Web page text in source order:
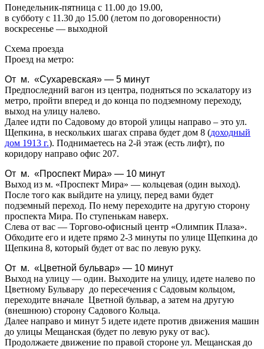
Понедельник-пятница с 11.00 до 19.00,
в субботу с 11.30 до 15.00 (летом по договоренности)
воскресенье — выходной
Схема проезда
Проезд на метро:
От м. «Сухаревская» — 5 минут
Предпоследний вагон из центра, подняться по эскалатору из
метро, пройти вперед и до конца по подземному переходу,
выход на улицу налево.
Далее идти по Садовому до второй улицы направо – это ул.
Щепкина, в нескольких шагах справа будет дом 8 (доходный
дом 1913 г.). Поднимаетесь на 2-й этаж (есть лифт), по
коридору направо офис 207.
От м. «Проспект Мира» — 10 минут
Выход из м. «Проспект Мира» — кольцевая (один выход).
После того как выйдите на улицу, перед вами будет
подземный переход. По нему переходите на другую сторону
проспекта Мира. По ступенькам наверх.
Слева от вас — Торгово-офисный центр «Олимпик Плаза».
Обходите его и идете прямо 2-3 минуты по улице Щепкина до
Щепкина 8, который будет от вас по левую руку.
От м. «Цветной бульвар» — 10 минут
Выход на улицу — один. Выходите на улицу, идете налево по
Цветному Бульвару до пересечения с Садовым кольцом,
переходите вначале Цветной бульвар, а затем на другую
(внешнюю) сторону Садового Кольца.
Далее направо и минут 5 идете идете против движения машин
до улицы Мещанская (будет по левую руку от вас).
Продолжаете движение по правой стороне ул. Мещанская до